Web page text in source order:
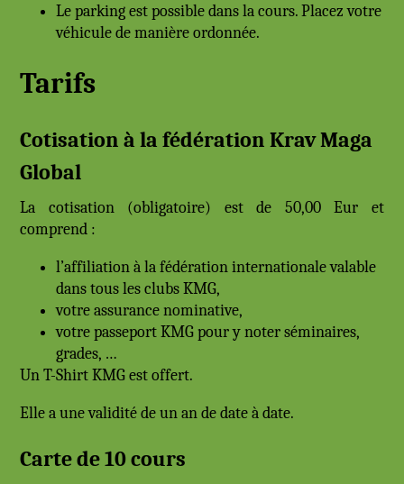
Le parking est possible dans la cours. Placez votre
véhicule de manière ordonnée.
Tarifs
Cotisation à la fédérationKrav Maga
Global
La cotisation (obligatoire) est de 50,00 Eur et
comprend :
l’affiliation à la fédération internationale valable
dans tous les clubs KMG,
votre assurance nominative,
votre passeport KMG pour y noter séminaires,
grades, …
Un T-Shirt KMG est offert.
Elle a une validité de un an de date à date.
Carte de 10 cours